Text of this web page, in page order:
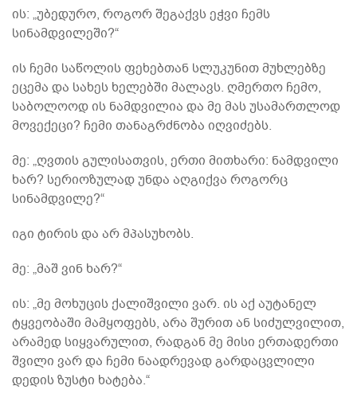
ის: „უბედურო, როგორ შეგაქვს ეჭვი ჩემს
სინამდვილეში?“
ის ჩემი საწოლის ფეხებთან სლუკუნით მუხლებზე
ეცემა და სახეს ხელებში მალავს. ღმერთო ჩემო,
საბოლოოდ ის ნამდვილია და მე მას უსამართლოდ
მოვექეცი? ჩემი თანაგრძნობა იღვიძებს.
მე: „ღვთის გულისათვის, ერთი მითხარი: ნამდვილი
ხარ? სერიოზულად უნდა აღგიქვა როგორც
სინამდვილე?“
იგი ტირის და არ მპასუხობს.
მე: „მაშ ვინ ხარ?“
ის: „მე მოხუცის ქალიშვილი ვარ. ის აქ აუტანელ
ტყვეობაში მამყოფებს, არა შურით ან სიძულვილით,
არამედ სიყვარულით, რადგან მე მისი ერთადერთი
შვილი ვარ და ჩემი ნაადრევად გარდაცვლილი
დედის ზუსტი ხატება.“